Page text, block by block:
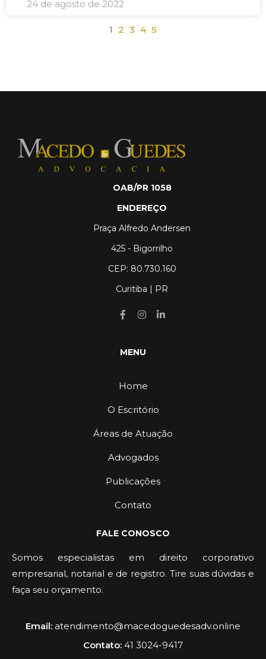
24 de agosto de 2022
1 2 3 4 5
OAB/PR 1058
ENDEREÇO
Praça Alfredo Andersen
425 - Bigorrilho
CEP: 80.730.160
Curitiba | PR
MENU
Home
O Escritório
Áreas de Atuação
Advogados
Publicações
Contato
FALE CONOSCO
Somos especialistas em direito corporativo
empresarial, notarial e de registro. Tire suas dúvidas e
faça seu orçamento.
Email: atendimento@macedoguedesadv.online
Contato: 41 3024-9417